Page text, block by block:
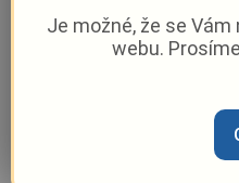
Je možné, že se
webu.